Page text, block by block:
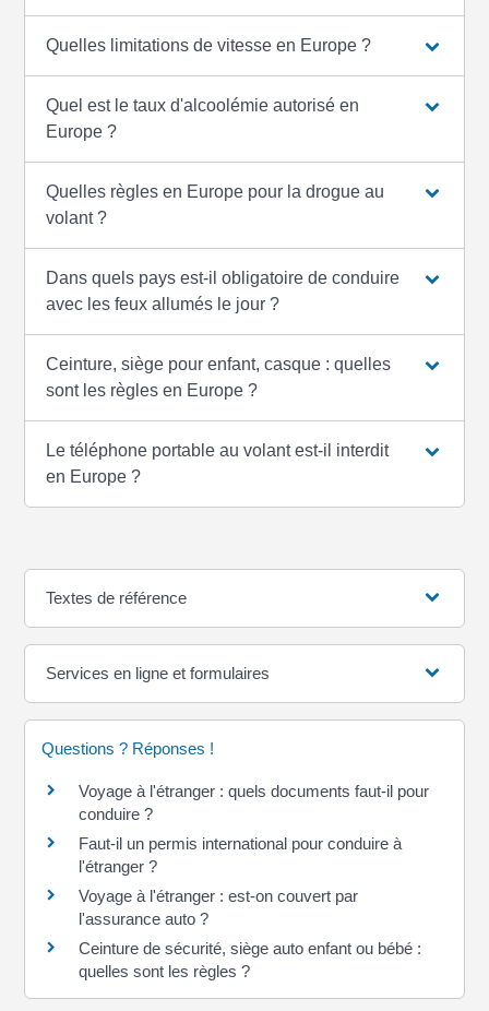
Quelles limitations de vitesse en Europe ?
Quel est le taux d'alcoolémie autorisé en
Europe ?
Quelles règles en Europe pour la drogue au
volant ?
Dans quels pays est-il obligatoire de conduire
avec les feux allumés le jour ?
Ceinture, siège pour enfant, casque : quelles
sont les règles en Europe ?
Le téléphone portable au volant est-il interdit
en Europe ?
Textes de référence
Services en ligne et formulaires
Questions ? Réponses !
Voyage à l'étranger : quels documents faut-il pour
conduire ?
Faut-il un permis international pour conduire à
l'étranger ?
Voyage à l'étranger : est-on couvert par
l'assurance auto ?
Ceinture de sécurité, siège auto enfant ou bébé :
quelles sont les règles ?